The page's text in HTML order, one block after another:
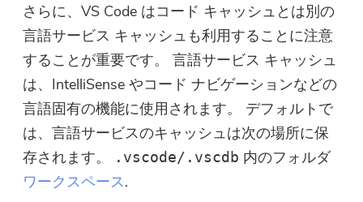
さらに、VS Code はコード キャッシュとは別の
言語サービス キャッシュも利用することに注意
することが重要です。 言語サービス キャッシュ
は、IntelliSense やコード ナビゲーションなどの
言語固有の機能に使用されます。 デフォルトで
は、言語サービスのキャッシュは次の場所に保
存されます。
.vscode/.vscdb 内のフォルダ
ワークスペース.